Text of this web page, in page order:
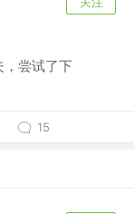
，尝试了下
15